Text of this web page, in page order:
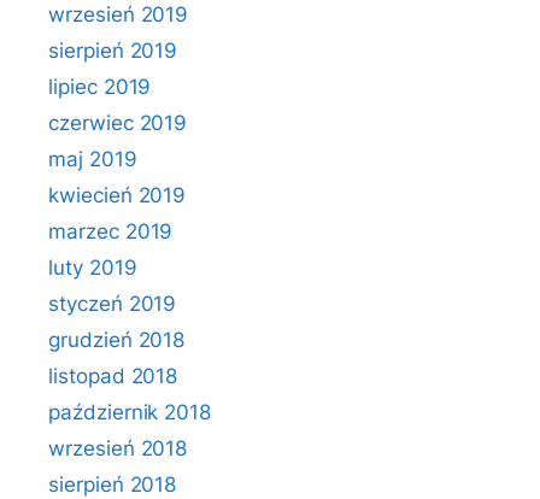
wrzesień 2019
sierpień 2019
lipiec 2019
czerwiec 2019
maj 2019
kwiecień 2019
marzec 2019
luty 2019
styczeń 2019
grudzień 2018
listopad 2018
październik 2018
wrzesień 2018
sierpień 2018